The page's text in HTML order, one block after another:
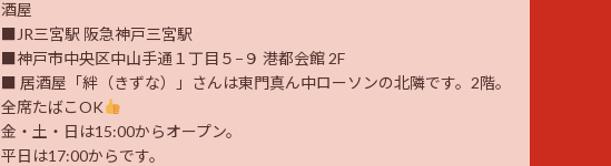
酒屋
■JR三宮駅 阪急神戸三宮駅
■神戸市中央区中山手通１丁目５−９ 港都会館 2F
■ 居酒屋「絆（きずな）」さんは東門真ん中ローソンの北隣です。2階。
全席たばこOK
金・土・日は15:00からオープン。
平日は17:00からです。